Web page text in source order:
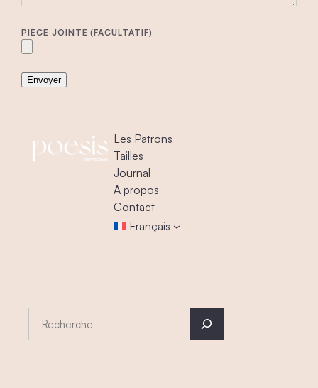
PIÈCE JOINTE (FACULTATIF)
Les Patrons
Tailles
Journal
A propos
Contact
Français